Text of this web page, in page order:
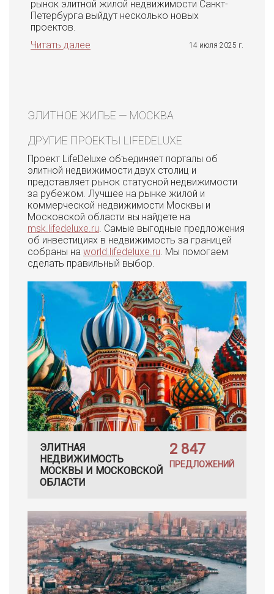
рынок элитной жилой недвижимости Санкт-
Петербурга выйдут несколько новых
проектов.
Читать далее
14 июля 2025 г.
ЭЛИТНОЕ ЖИЛЬЕ — МОСКВА
ДРУГИЕ ПРОЕКТЫ LIFEDELUXE
Проект LifeDeluxe объединяет порталы об
элитной недвижимости двух столиц и
представляет рынок статусной недвижимости
за рубежом. Лучшее на рынке жилой и
коммерческой недвижимости Москвы и
Московской области вы найдете на
msk.lifedeluxe.ru. Самые выгодные предложения
об инвестициях в недвижимость за границей
собраны на world.lifedeluxe.ru. Мы помогаем
сделать правильный выбор.
ЭЛИТНАЯ
НЕДВИЖИМОСТЬ
МОСКВЫ И МОСКОВСКОЙ
ОБЛАСТИ
2 847
ПРЕДЛОЖЕНИЙ